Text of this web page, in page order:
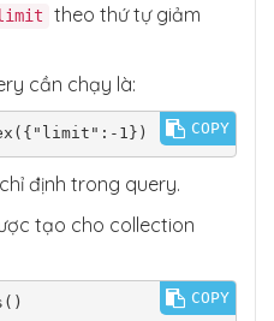
theo thứ tự giảm
cần chạy là:
1}) COPY
định trong query.
tạo cho collection
COPY